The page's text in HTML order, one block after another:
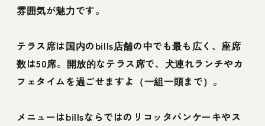
雰囲気が魅力です。
テラス席は国内のbills店舗の中でも最も広く、座席
数は50席。開放的なテラス席で、犬連れランチやカ
フェタイムを過ごせますよ（一組一頭まで）。
メニューはbillsならではのリコッタパンケーキやス